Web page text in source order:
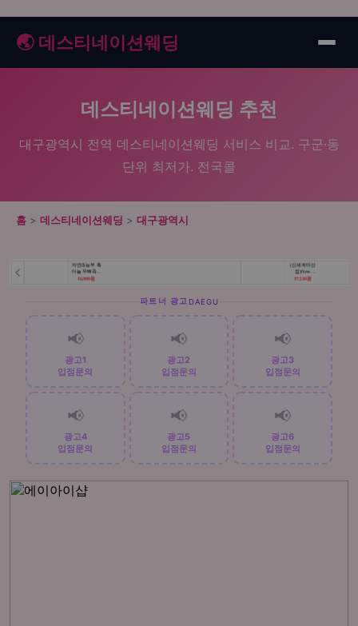
🌏 데스티네이션웨딩
데스티네이션웨딩 추천
대구광역시 전역 데스티네이션웨딩 서비스 비교. 구군·동
단위 최저가. 전국콜
홈 > 데스티네이션웨딩 > 대구광역시
파트너 광고 DAEGU
📢
광고1
입점문의
📢
광고2
입점문의
📢
광고3
입점문의
📢
광고4
입점문의
📢
광고5
입점문의
📢
광고6
입점문의